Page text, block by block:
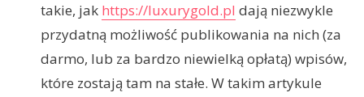
takie, jak https://luxurygold.pl dają niezwykle
przydatną możliwość publikowania na nich (za
darmo, lub za bardzo niewielką opłatą) wpisów,
które zostają tam na stałe. W takim artykule